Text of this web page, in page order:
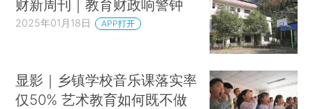
财新周刊｜教育财政响警钟
2025年01月18日 APP打开
显影｜乡镇学校音乐课落实率
仅50% 艺术教育如何既不做